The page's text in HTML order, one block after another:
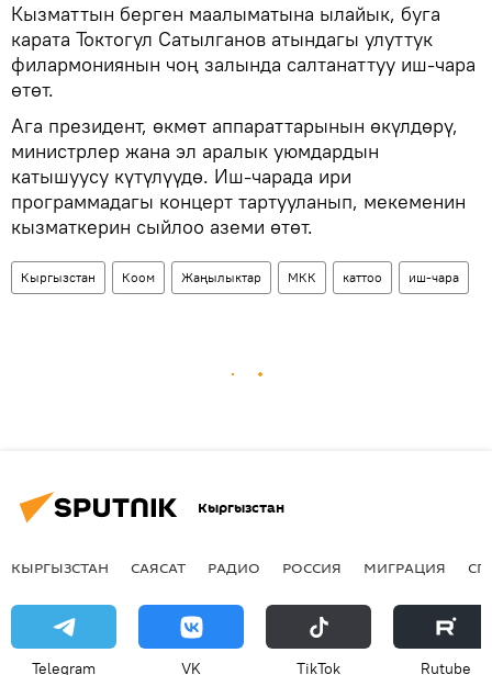
Кызматтын берген маалыматына ылайык, буга
карата Токтогул Сатылганов атындагы улуттук
филармониянын чоң залында салтанаттуу иш-чара
өтөт.
Ага президент, өкмөт аппараттарынын өкүлдөрү,
министрлер жана эл аралык уюмдардын
катышуусу күтүлүүдө. Иш-чарада ири
программадагы концерт тартууланып, мекеменин
кызматкерин сыйлоо аземи өтөт.
Кыргызстан Коом Жаңылыктар МКК каттоо иш-чара
Кыргызстан
КЫРГЫЗСТАН САЯСАТ РАДИО РОССИЯ МИГРАЦИЯ
Telegram VK ТikТоk Rutube